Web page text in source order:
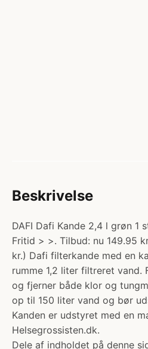
Beskrivelse
DAFI Dafi Kande 2,4 l grøn 1
Fritid > >. Tilbud: nu 149.95
kr.) Dafi filterkande med en
rumme 1,2 liter filtreret vand.
og fjerner både klor og
op til 150 liter vand og bør
Kanden er udstyret med en
Helsegrossisten.dk.
Dele af indholdet på denne